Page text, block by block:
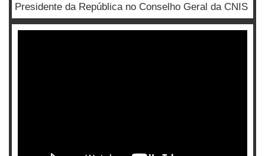
Presidente da República no Conselho Geral da CNIS